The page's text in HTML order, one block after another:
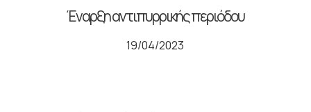
Έναρξη αντιπυρρικής περιόδου
19/04/2023